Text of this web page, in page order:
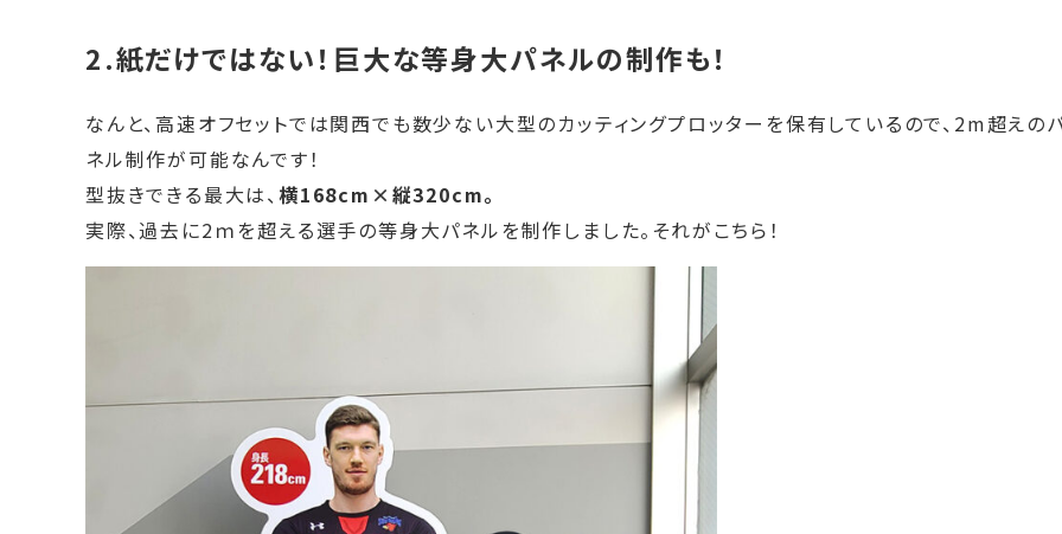
2.紙だけではない！巨大な等身大パネルの制作も！
なんと、高速オフセットでは関西でも数少ない大型のカッティングプロッターを保有しているので、2m超えの
ネル制作が可能なんです！
型抜きできる最大は、横168cm×縦320cm。
実際、過去に2ｍを超える選手の等身大パネルを制作しました。それがこちら！